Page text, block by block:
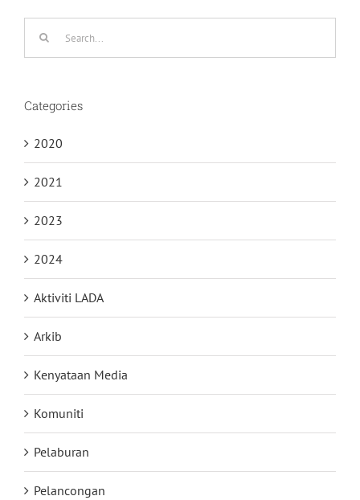
Categories
2020
2021
2023
2024
Aktiviti LADA
Arkib
Kenyataan Media
Komuniti
Pelaburan
Pelancongan